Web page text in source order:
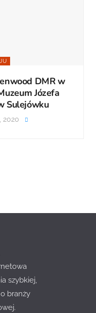
DMR w
Józefa
Sulejówku
2020
szybkiej,
branży